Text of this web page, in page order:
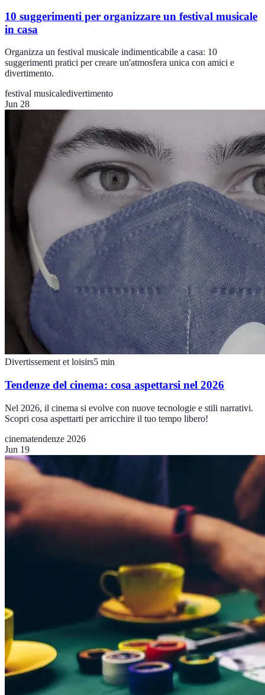
10 suggerimenti per organizzare un festival musicale
in casa
Organizza un festival musicale indimenticabile a casa: 10
suggerimenti pratici per creare un'atmosfera unica con amici e
divertimento.
festival musicaledivertimento
Jun 28
Divertissement et loisirs5 min
Tendenze del cinema: cosa aspettarsi nel 2026
Nel 2026, il cinema si evolve con nuove tecnologie e stili narrativi.
Scopri cosa aspettarti per arricchire il tuo tempo libero!
cinematendenze 2026
Jun 19